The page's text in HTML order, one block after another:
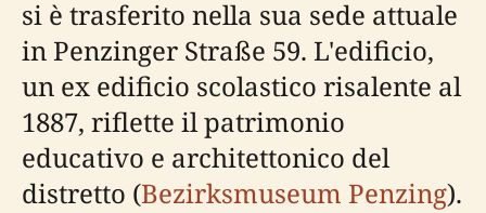
si è trasferito nella sua sede attuale
in Penzinger Straße 59. L'edificio,
un ex edificio scolastico risalente al
1887, riflette il patrimonio
educativo e architettonico del
distretto (Bezirksmuseum Penzing).